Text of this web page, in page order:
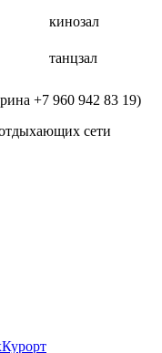
кинозал
танцзал
+7 960 942 83 19)
сети
Курорт